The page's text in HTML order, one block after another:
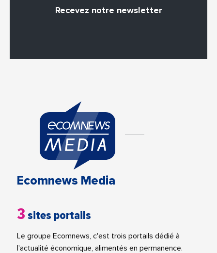
Recevez notre newsletter
Ecomnews Media
3 sites portails
Le groupe Ecomnews, c'est trois portails dédié à
l'actualité économique, alimentés en permanence.